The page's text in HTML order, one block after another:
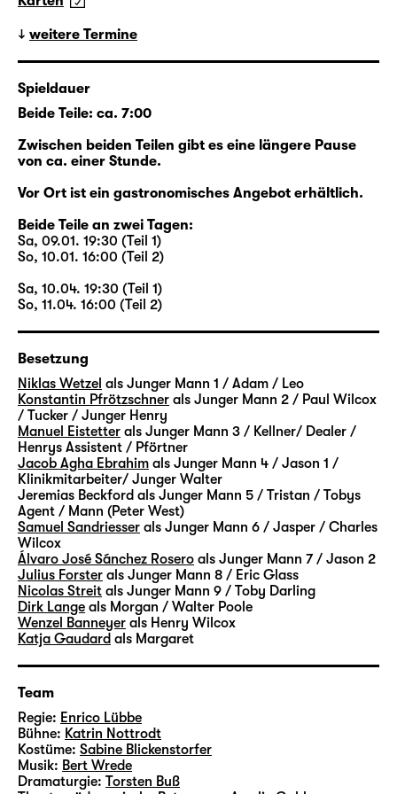
das Walter dem jungen Eric zuerkennt.
Beide lernen sich eher zufällig kennen, beide
sind auf ihre Art allein: Walter ist es gewohnt,
Geschäftsverhandlungen in der ganzen Welt
unterwegs ist; Erics Freund Toby ist seit
Wochen versunken in den Proben für das
Stück, das gerade aus seinem Erfolgsroman
„Loved Boy“ entsteht. Die neue Freundschaft
zwischen Walter und Eric aber endet jäh, als
Walter plötzlich stirbt. Plötzlich zumindest für
alle anderen: Er hatte niemandem von seiner
Krebserkrankung erzählt. Aber er hat Eric
eine unbekannte Welt eröffnet.
Beginnend im New York des Jahres 2015
kreuzen sich die Wege der Figuren: Zwei
Paare stehen im Zentrum der Episoden,
Walter und Henry sowie Eric und Toby. Viele
weitere Figuren ergänzen das „Vermächtnis“.
In Szenen und Monologen, Rückblenden und
Traumsequenzen begleiten wir sie alle über
Jahre — ihre Hoffnungen, ihre Sehnsüchte
und Ängste, ihre sehr verschiedenen
Ansichten und Lebensentwürfe. Erfolg oder
Geborgenheit, Privates oder Politisches —
gibt es das nur einzeln oder auch zusammen?
Die Lebenswege der Figuren werden geprägt
von individuellen Entscheidungen — aber
mehr noch von Umständen und Bedingungen,
die lange vor ihnen selbst in Geltung
getreten sind. Vermächtnisse
gewissermaßen.
Mit Walter, Mitte 60, und Eric, Anfang 30,
begegnen sich auch zwei Generationen eines
Lebensentwurfs, die unterschiedlicher
weitere Termine
Spieldauer
Beide Teile: ca. 7:00
Zwischen beiden Teilen gibt es eine längere Pause
von ca. einer Stunde.
Vor Ort ist ein gastronomisches Angebot erhältlich.
Beide Teile an zwei Tagen:
Sa, 09.01. 19:30 (Teil 1)
So, 10.01. 16:00 (Teil 2)
Sa, 10.04. 19:30 (Teil 1)
So, 11.04. 16:00 (Teil 2)
Besetzung
Niklas Wetzel als Junger Mann 1 / Adam / Leo
Konstantin Pfrötzschner als Junger Mann 2 / Paul Wilcox
/ Tucker / Junger Henry
Manuel Eistetter als Junger Mann 3 / Kellner/ Dealer /
Henrys Assistent / Pförtner
Jacob Agha Ebrahim als Junger Mann 4 / Jason 1 /
Klinikmitarbeiter/ Junger Walter
Jeremias Beckford als Junger Mann 5 / Tristan / Tobys
Agent / Mann (Peter West)
Samuel Sandriesser als Junger Mann 6 / Jasper / Charles
Wilcox
Álvaro José Sánchez Rosero als Junger Mann 7 / Jason 2
Julius Forster als Junger Mann 8 / Eric Glass
Nicolas Streit als Junger Mann 9 / Toby Darling
Dirk Lange als Morgan / Walter Poole
Wenzel Banneyer als Henry Wilcox
Katja Gaudard als Margaret
Team
Regie: Enrico Lübbe
Bühne: Katrin Nottrodt
Kostüme: Sabine Blickenstorfer
Musik: Bert Wrede
Dramaturgie: Torsten Buß